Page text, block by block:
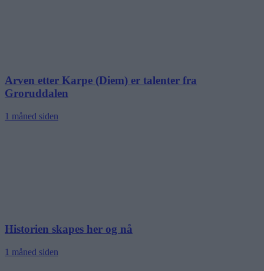
Arven etter Karpe (Diem) er talenter fra
Groruddalen
1 måned siden
Historien skapes her og nå
1 måned siden